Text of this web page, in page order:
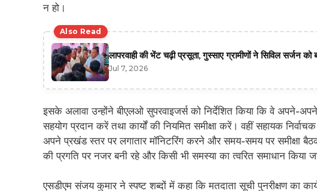
न हो।
Also Read
लापरवाही की भेंट चढ़ी प्रसूता, गुस्साए ग्रामीणों ने सिविल सर्जन
Jul 7, 2026
इसके अलावा उन्होंने बीएलओ सुपरवाइजर्स को निर्देशित किया कि वे अपने-
सहयोग प्रदान करें तथा कार्यों की नियमित समीक्षा करें। वहीं सहायक
अपने प्रखंड स्तर पर लगातार मॉनिटरिंग करने और समय-समय पर समीक्षा
की प्रगति पर नजर बनी रहे और किसी भी समस्या का त्वरित समाधान किया
एसडीएम संजय कुमार ने स्पष्ट शब्दों में कहा कि मतदाता सूची पुनरीक्षण का कार्य